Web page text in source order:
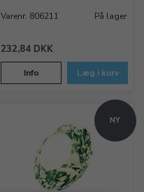
Varenr. 806211 På lager
232,84 DKK
Info Læg i kurv
NY